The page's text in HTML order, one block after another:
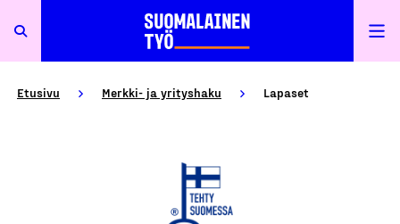
Etusivu Merkki- ja yrityshaku Lapaset